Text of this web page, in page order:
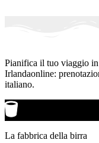
Pianifica il tuo viaggio in
Irlandaonline:
italiano.
La fabbrica della birra